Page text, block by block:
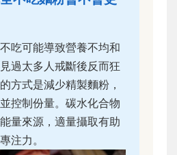
吃可能導致營養不均和
過太多人戒斷後反而狂
方式是減少精製麵粉，
控制份量。碳水化合物
量來源，適量攝取有助
注力。